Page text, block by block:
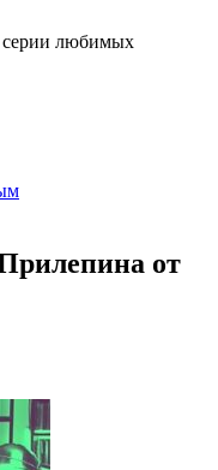
серии любимых
от